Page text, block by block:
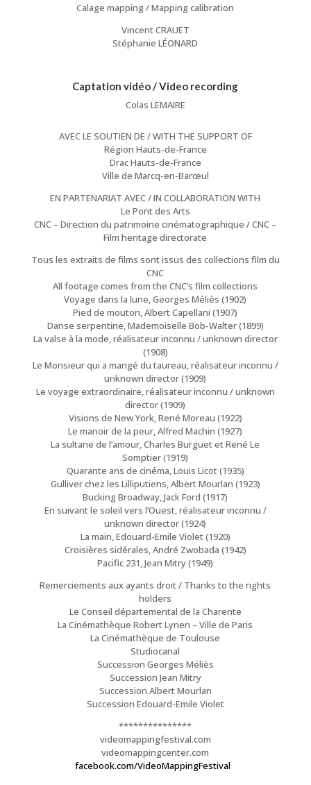
Calage mapping / Mapping calibration
Vincent CRAUET
Stéphanie LÉONARD
Captation vidéo / Video recording
Colas LEMAIRE
AVEC LE SOUTIEN DE / WITH THE SUPPORT OF
Région Hauts-de-France
Drac Hauts-de-France
Ville de Marcq-en-Barœul
EN PARTENARIAT AVEC / IN COLLABORATION WITH
Le Pont des Arts
CNC – Direction du patrimoine cinématographique / CNC –
Film heritage directorate
Tous les extraits de films sont issus des collections film du
CNC
All footage comes from the CNC’s film collections
Voyage dans la lune, Georges Méliès (1902)
Pied de mouton, Albert Capellani (1907)
Danse serpentine, Mademoiselle Bob-Walter (1899)
La valse à la mode, réalisateur inconnu / unknown director
(1908)
Le Monsieur qui a mangé du taureau, réalisateur inconnu /
unknown director (1909)
Le voyage extraordinaire, réalisateur inconnu / unknown
director (1909)
Visions de New York, René Moreau (1922)
Le manoir de la peur, Alfred Machin (1927)
La sultane de l’amour, Charles Burguet et René Le
Somptier (1919)
Quarante ans de cinéma, Louis Licot (1935)
Gulliver chez les Lilliputiens, Albert Mourlan (1923)
Bucking Broadway, Jack Ford (1917)
En suivant le soleil vers l’Ouest, réalisateur inconnu /
unknown director (1924)
La main, Edouard-Emile Violet (1920)
Croisières sidérales, André Zwobada (1942)
Pacific 231, Jean Mitry (1949)
Remerciements aux ayants droit / Thanks to the rights
holders
Le Conseil départemental de la Charente
La Cinémathèque Robert Lynen – Ville de Paris
La Cinémathèque de Toulouse
Studiocanal
Succession Georges Méliès
Succession Jean Mitry
Succession Albert Mourlan
Succession Edouard-Emile Violet
***************
videomappingfestival.com
videomappingcenter.com
facebook.com/VideoMappingFestival